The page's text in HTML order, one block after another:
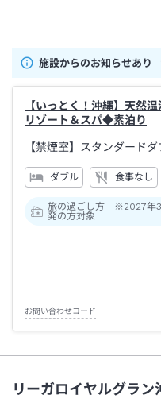
施設からのお知らせあり
【いっとく！沖縄】天然
リゾート＆スパ◆素泊り
【禁煙室】スタンダード
ダブル 食事なし
旅の過ごし方 ※2027年3
発の方対象
お問い合わせコード
リーガロイヤルグラン